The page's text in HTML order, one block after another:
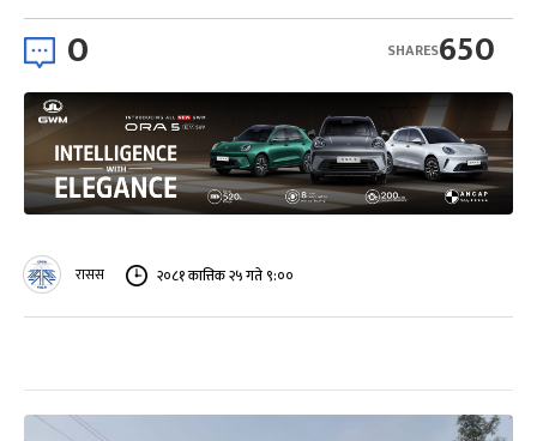
0 650
SHARES
रासस २०८१ कात्तिक २५ गते ९:००